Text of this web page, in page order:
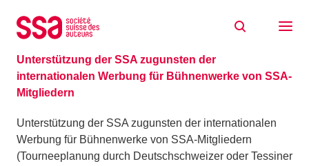
27/09/2016
Unterstützung der SSA zugunsten der
internationalen Werbung für Bühnenwerke von SSA-
Mitgliedern
Unterstützung der SSA zugunsten der internationalen
Werbung für Bühnenwerke von SSA-Mitgliedern
(Tourneeplanung durch Deutschschweizer oder Tessiner